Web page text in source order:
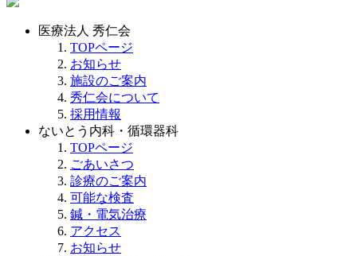
医療法人 秀仁会
TOPページ
お知らせ
施設のご案内
秀仁会について
採用情報
ないとう内科・循環器科
TOPページ
ごあいさつ
診療のご案内
可能な検査
鍼・電気治療
アクセス
お知らせ